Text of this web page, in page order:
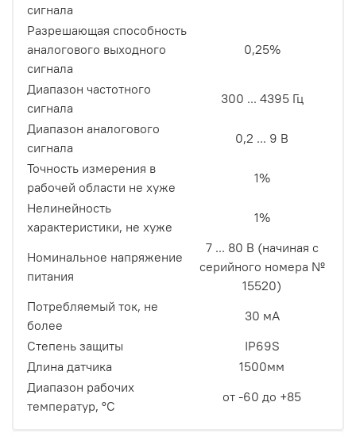
сигнала
Разрешающая способность
аналогового выходного
сигнала
0,25%
Диапазон частотного
сигнала
300 ... 4395 Гц
Диапазон аналогового
сигнала
0,2 ... 9 В
Точность измерения в
рабочей области не хуже
1%
Нелинейность
характеристики, не хуже
1%
Номинальное напряжение
питания
7 ... 80 В (начиная с
серийного номера №
15520)
Потребляемый ток, не
более
30 мА
Степень защиты
IP69S
Длина датчика
1500мм
Диапазон рабочих
температур, °С
от -60 до +85